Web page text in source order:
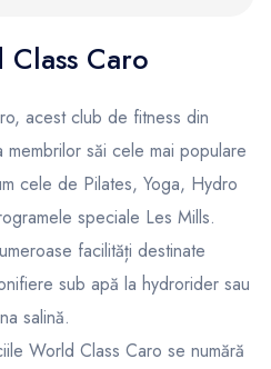
Caro
acest club de fitness din
săi cele mai populare
cele de Pilates, Yoga, Hydro
speciale Les Mills.
facilități destinate
sub apă la hydrorider sau
salină.
World Class Caro se numără